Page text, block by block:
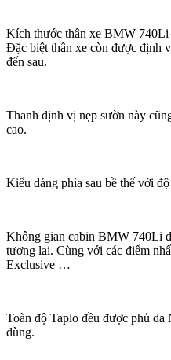
Kích thước thân xe BMW 740Li
Đặc biệt thân xe còn được định
đến sau.
Thanh định vị nẹp sườn này
cao.
Kiểu dáng phía sau bề thế với
Không gian cabin BMW 740Li
tương lai. Cùng với các điểm
Exclusive …
Toàn độ Taplo đều được phủ da
dùng.